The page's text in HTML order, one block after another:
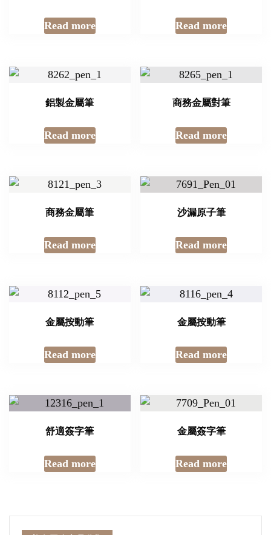
Read more Read more
鋁製金屬筆
Read more
商務金屬對筆
Read more
商務金屬筆
Read more
沙漏原子筆
Read more
金屬按動筆
Read more
金屬按動筆
Read more
舒適簽字筆
Read more
金屬簽字筆
Read more